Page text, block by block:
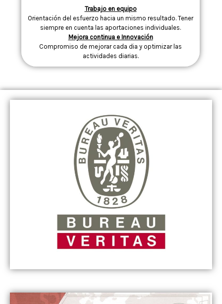
Trabajo en equipo
Orientación del esfuerzo hacia un mismo resultado. Tener
siempre en cuenta las aportaciones individuales.
Mejora continua e Innovación
Compromiso de mejorar cada dia y optimizar las
actividades diarias.